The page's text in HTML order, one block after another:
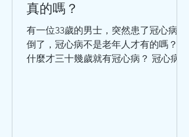
真的嗎？
有一位33歲的男士，突然患了冠心病暈
倒了，冠心病不是老年人才有的嗎？為
什麼才三十幾歲就有冠心病？ 冠心病的